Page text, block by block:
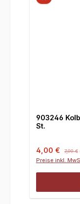
903246
St.
4,00 € 7,99 €
Preise inkl.